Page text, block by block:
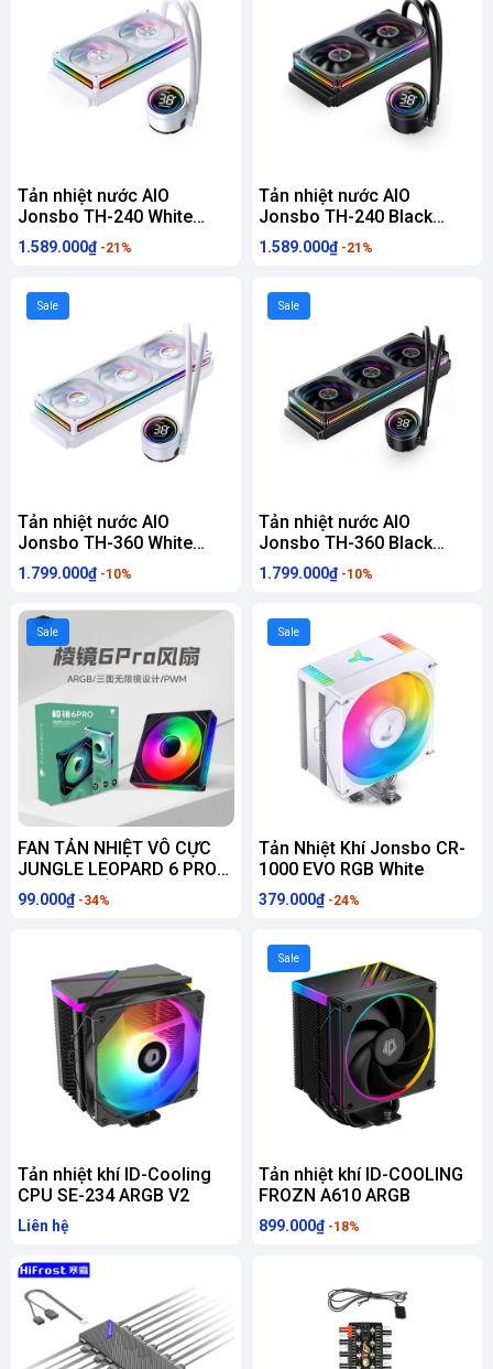
Tản nhiệt nước AIO
Jonsbo TH-240 White
(ARGB, Hiển Thị Nhiệt Độ)
1.589.000₫ -21%
Tản nhiệt nước AIO
Jonsbo TH-240 Black
(ARGB, Hiển Thị Nhiệt Độ)
1.589.000₫ -21%
Sale
Tản nhiệt nước AIO
Jonsbo TH-360 White
(ARGB, Hiển Thị Nhiệt Độ)
1.799.000₫ -10%
Sale
Tản nhiệt nước AIO
Jonsbo TH-360 Black
(ARGB, Hiển Thị Nhiệt Độ)
1.799.000₫ -10%
Sale
FAN TẢN NHIỆT VÔ CỰC
JUNGLE LEOPARD 6 PRO
ARGB ( XUÔI - NGƯỢC )
99.000₫ -34%
Sale
Tản Nhiệt Khí Jonsbo CR-
1000 EVO RGB White
379.000₫ -24%
Tản nhiệt khí ID-Cooling
CPU SE-234 ARGB V2
Liên hệ
Sale
Tản nhiệt khí ID-COOLING
FROZN A610 ARGB
899.000₫ -18%